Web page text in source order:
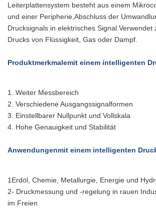
Leiterplattensystem besteht aus einem
und einer Peripherie,Abschluss der
Drucksignals in elektrisches Signal.Verwendet
Drucks von Flüssigkeit, Gas oder Dampf.
Produktmerkmalemit einem intelligenten
1. Weiter Messbereich
2. Verschiedene Ausgangssignalformen
3. Einstellbarer Nullpunkt und Vollskala
4. Hohe Genauigkeit und Stabilität
Anwendungenmit einem intelligenten
1Erdöl, Chemie, Metallurgie, Energie und
2- Druckmessung und -regelung in rauen
im Freien